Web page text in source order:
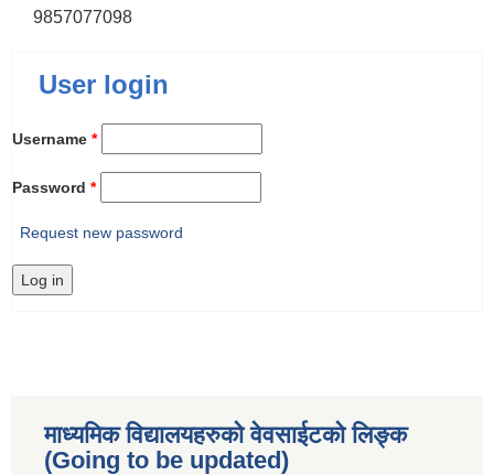
9857077098
User login
Username *
Password *
Request new password
माध्यमिक विद्यालयहरुकाे वेवसाईटको लिङ्क
(Going to be updated)